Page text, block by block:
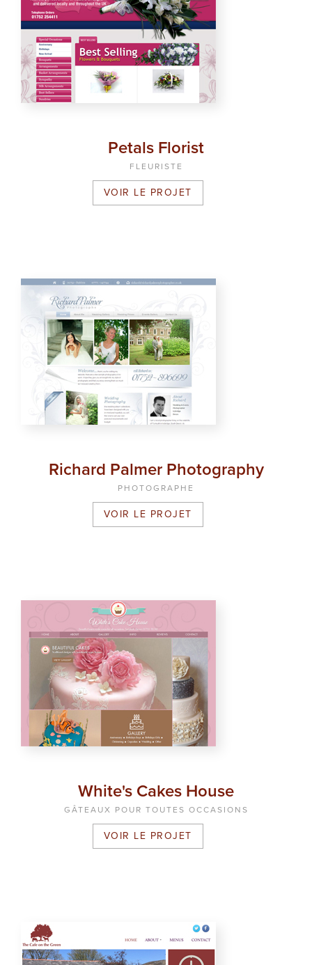
Petals Florist
FLEURISTE
VOIR LE PROJET
Richard Palmer Photography
PHOTOGRAPHE
VOIR LE PROJET
White's Cakes House
GÂTEAUX POUR TOUTES OCCASIONS
VOIR LE PROJET